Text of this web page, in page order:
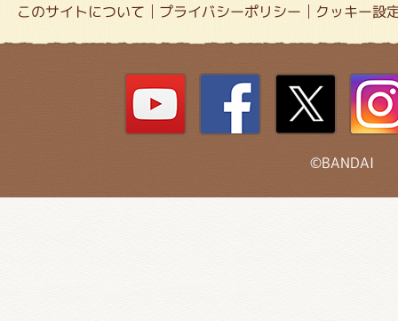
このサイトについて プライバシーポリシー クッキー設
©BANDAI